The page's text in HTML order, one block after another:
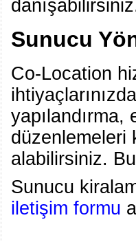
Sunucu
Co-Location
düzenlemeleri
alabilirsiniz.
Sunucu
iletişim formu